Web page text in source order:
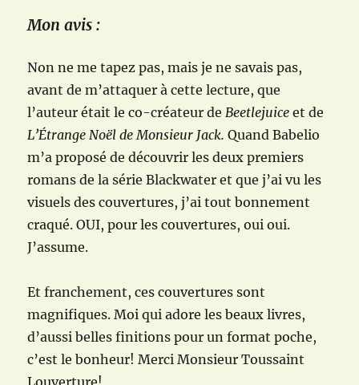
Mon avis :
Non ne me tapez pas, mais je ne savais pas,
avant de m’attaquer à cette lecture, que
l’auteur était le co-créateur deBeetlejuice et de
L’Étrange Noël de Monsieur Jack.Quand Babelio
m’a proposé de découvrir les deux premiers
romans de la série Blackwater et que j’ai vu les
visuels des couvertures, j’ai tout bonnement
craqué. OUI, pour les couvertures, oui oui.
J’assume.
Et franchement, ces couvertures sont
magnifiques. Moi qui adore les beaux livres,
d’aussi belles finitions pour un format poche,
c’est le bonheur! Merci Monsieur Toussaint